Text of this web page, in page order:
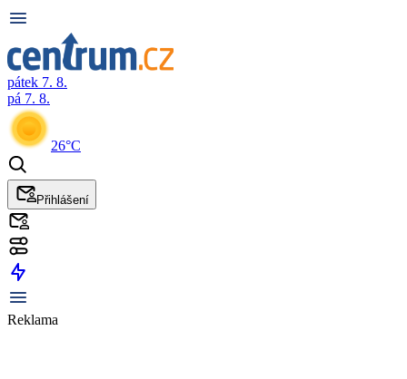
pátek 7. 8.
pá 7. 8.
26°C
Přihlášení
Reklama